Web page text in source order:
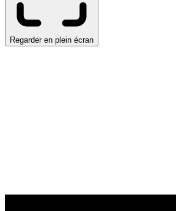
Regarder en plein écran